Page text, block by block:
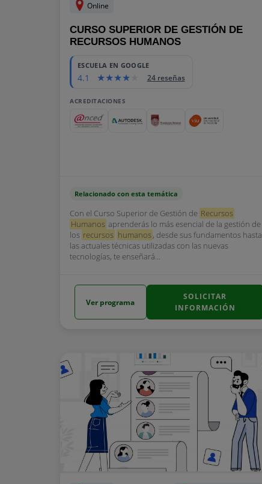
Online
CURSO SUPERIOR DE GESTIÓN DE
RECURSOS HUMANOS
ESCUELA EN GOOGLE
4.1 24 reseñas
ACREDITACIONES
Relacionado con esta temática
Con el Curso Superior de Gestión de Recursos
Humanos aprenderás lo más esencial de la gestión de
los recursos humanos, desde sus fundamentos hasta
las actuales técnicas utilizadas con las nuevas
tecnologías, te enseñará...
Ver programa
SOLICITAR
INFORMACIÓN